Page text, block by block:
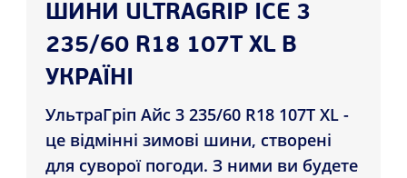
ШИНИ ULTRAGRIP ICE 3
235/60 R18 107T XL В
УКРАЇНІ
УльтраГріп Айс 3 235/60 R18 107T XL -
це відмінні зимові шини, створені
для суворої погоди. З ними ви будете